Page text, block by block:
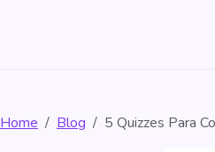
Home Blog 5 Quizzes Para